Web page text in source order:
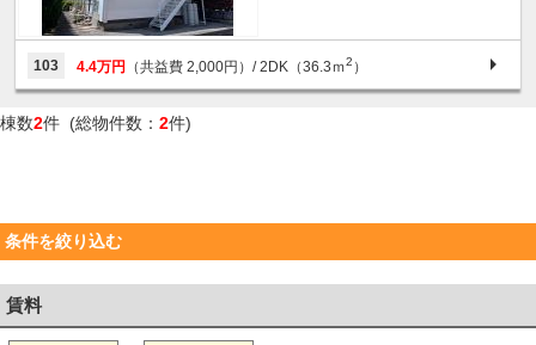
103 4.4万円 （共益費 2,000円）/ 2DK（36.3ｍ2 ）
棟数2件 (総物件数： 2件)
条件を絞り込む
賃料